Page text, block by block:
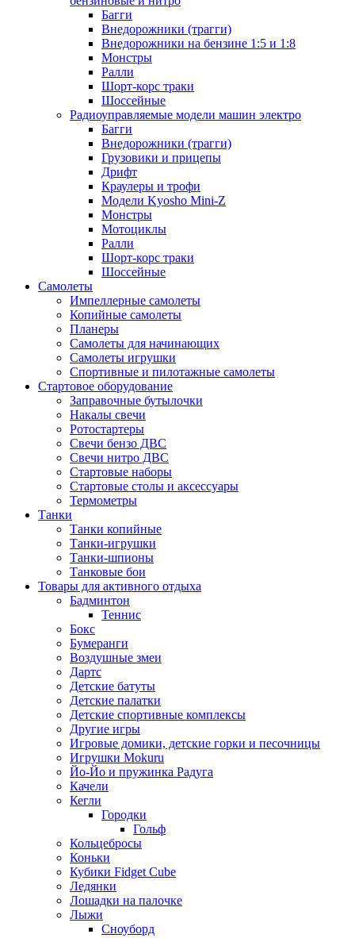
Багги
Внедорожники (трагги)
Внедорожники на бензине 1:5 и 1:8
Монстры
Ралли
Шорт-корс траки
Шоссейные
Радиоуправляемые модели машин электро
Багги
Внедорожники (трагги)
Грузовики и прицепы
Дрифт
Краулеры и трофи
Модели Kyosho Mini-Z
Монстры
Мотоциклы
Ралли
Шорт-корс траки
Шоссейные
Самолеты
Импеллерные самолеты
Копийные самолеты
Планеры
Самолеты для начинающих
Самолеты игрушки
Спортивные и пилотажные самолеты
Стартовое оборудование
Заправочные бутылочки
Накалы свечи
Ротостартеры
Свечи бензо ДВС
Свечи нитро ДВС
Стартовые наборы
Стартовые столы и аксессуары
Термометры
Танки
Танки копийные
Танки-игрушки
Танки-шпионы
Танковые бои
Товары для активного отдыха
Бадминтон
Теннис
Бокс
Бумеранги
Воздушные змеи
Дартс
Детские батуты
Детские палатки
Детские спортивные комплексы
Другие игры
Игровые домики, детские горки и песочницы
Игрушки Mokuru
Йо-Йо и пружинка Радуга
Качели
Кегли
Городки
Гольф
Кольцебросы
Коньки
Кубики Fidget Cube
Ледянки
Лошадки на палочке
Лыжи
Сноуборд